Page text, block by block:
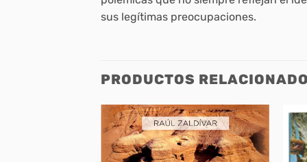
sus legítimas preocupaciones.
PRODUCTOS